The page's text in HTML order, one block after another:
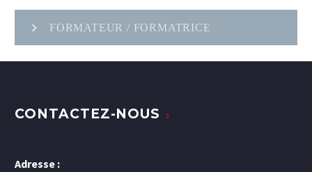
FORMATEUR / FORMATRICE
CONTACTEZ-NOUS
Adresse :